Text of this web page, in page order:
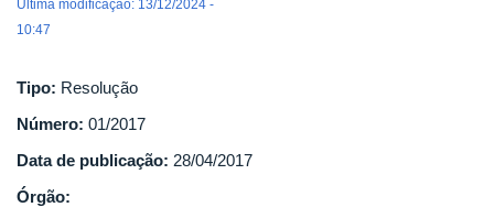
Última modificação: 13/12/2024 -
10:47
Tipo: Resolução
Número: 01/2017
Data de publicação: 28/04/2017
Órgão: